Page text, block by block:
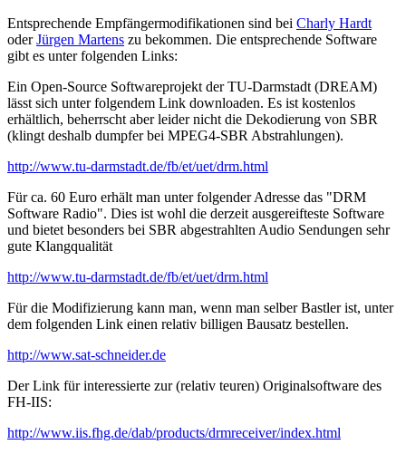
Entsprechende Empfängermodifikationen sind bei Charly Hardt
oderJürgen Martens zu bekommen. Die entsprechende Software
gibt es unter folgenden Links:
Ein Open-Source Softwareprojekt der TU-Darmstadt (DREAM)
lässt sich unter folgendem Link downloaden. Es ist kostenlos
erhältlich, beherrscht aber leider nicht die Dekodierung von SBR
(klingt deshalb dumpfer bei MPEG4-SBR Abstrahlungen).
http://www.tu-darmstadt.de/fb/et/uet/drm.html
Für ca. 60 Euro erhält man unter folgender Adresse das "DRM
Software Radio". Dies ist wohl die derzeit ausgereifteste Software
und bietet besonders bei SBR abgestrahlten Audio Sendungen sehr
gute Klangqualität
http://www.tu-darmstadt.de/fb/et/uet/drm.html
Für die Modifizierung kann man, wenn man selber Bastler ist, unter
dem folgenden Link einen relativ billigen Bausatz bestellen.
http://www.sat-schneider.de
Der Link für interessierte zur (relativ teuren) Originalsoftware des
FH-IIS:
http://www.iis.fhg.de/dab/products/drmreceiver/index.html